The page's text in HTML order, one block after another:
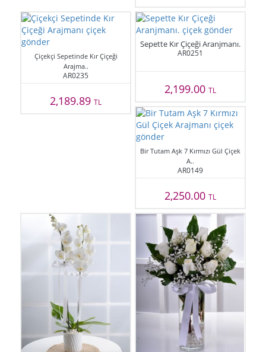
Çiçekçi Sepetinde Kır Çiçeği
Arajma..
AR0235
2,189.89TL
Sepette Kır Çiçeği Aranjmanı.
AR0251
2,199.00 TL
Bir Tutam Aşk 7 Kırmızı Gül Çiçek
A..
AR0149
2,250.00 TL